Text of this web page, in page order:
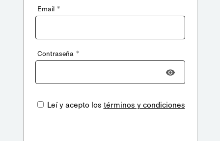
Email *
Contraseña *
Leí y acepto los términos y condiciones